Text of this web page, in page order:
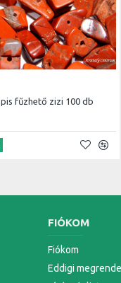
fűzhető zizi 100 db
FIÓKOM
Fiókom
Eddigi